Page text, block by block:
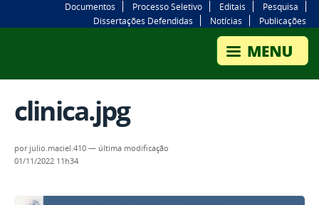
Documentos
Processo Seletivo Editais
Pesquisa
Dissertações Defendidas
Notícias Publicações
clinica.jpg
por julio.maciel.410 — última modificação
01/11/2022 11h34